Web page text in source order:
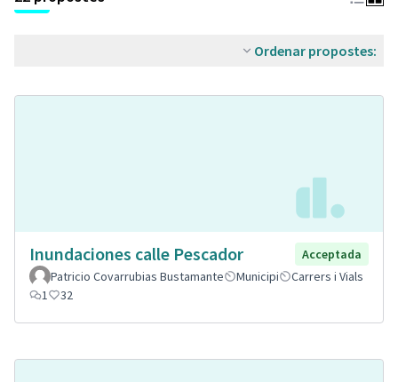
Ordenar propostes:
Inundaciones calle Pescador
Acceptada
Patricio Covarrubias Bustamante
Municipi
Carrers i Vials
1
32